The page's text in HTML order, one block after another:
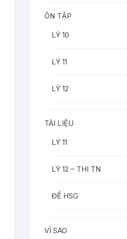
ÔN TẬP
LÝ 10
LÝ 11
LÝ 12
TÀI LIỆU
LÝ 11
LÝ 12 – THI TN
ĐỀ HSG
VÌ SAO